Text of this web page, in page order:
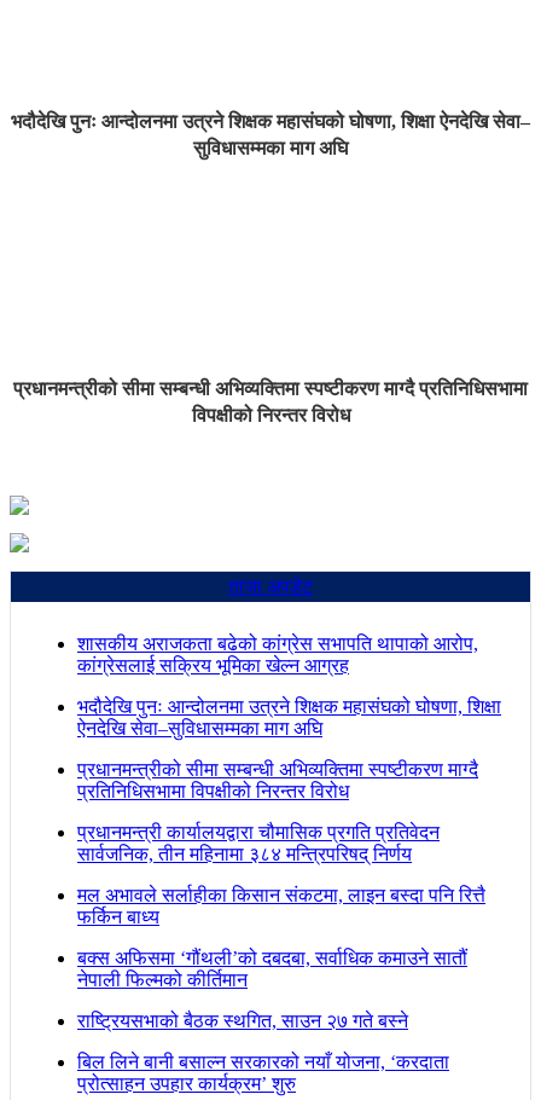
भदौदेखि पुनः आन्दोलनमा उत्रने शिक्षक महासंघको घोषणा, शिक्षा ऐनदेखि सेवा–
सुविधासम्मका माग अघि
प्रधानमन्त्रीको सीमा सम्बन्धी अभिव्यक्तिमा स्पष्टीकरण माग्दै प्रतिनिधिसभामा
विपक्षीको निरन्तर विरोध
ताजा अपडेट
शासकीय अराजकता बढेको कांग्रेस सभापति थापाको आरोप,
कांग्रेसलाई सक्रिय भूमिका खेल्न आग्रह
भदौदेखि पुनः आन्दोलनमा उत्रने शिक्षक महासंघको घोषणा, शिक्षा
ऐनदेखि सेवा–सुविधासम्मका माग अघि
प्रधानमन्त्रीको सीमा सम्बन्धी अभिव्यक्तिमा स्पष्टीकरण माग्दै
प्रतिनिधिसभामा विपक्षीको निरन्तर विरोध
प्रधानमन्त्री कार्यालयद्वारा चौमासिक प्रगति प्रतिवेदन
सार्वजनिक, तीन महिनामा ३८४ मन्त्रिपरिषद् निर्णय
मल अभावले सर्लाहीका किसान संकटमा, लाइन बस्दा पनि रित्तै
फर्किन बाध्य
बक्स अफिसमा ‘गौंथली’को दबदबा, सर्वाधिक कमाउने सातौं
नेपाली फिल्मको कीर्तिमान
राष्ट्रियसभाको बैठक स्थगित, साउन २७ गते बस्ने
बिल लिने बानी बसाल्न सरकारको नयाँ योजना, ‘करदाता
प्रोत्साहन उपहार कार्यक्रम’ शुरु